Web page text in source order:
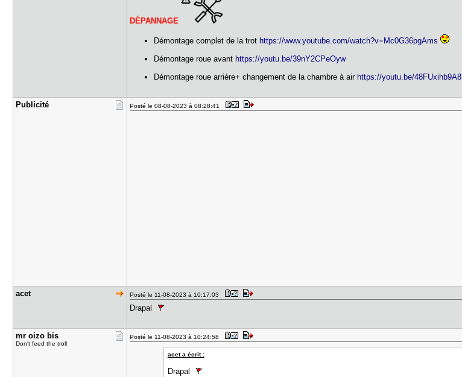
DÉPANNAGE
Démontage complet de la trot https://www.youtube.com/watch?v=Mc0G36pgAms
Démontage roue avant https://youtu.be/39nY2CPeOyw
Démontage roue arrière+ changement de la chambre à air https://youtu.be/48FUxihb9A8
Publicité Posté le 08-08-2023 à 08:28:41
acet Posté le 11-08-2023 à 10:17:03
Drapal
mr oizo bi​s
Don't feed the troll
Posté le 11-08-2023 à 10:24:58
acet a écrit :
Drapal